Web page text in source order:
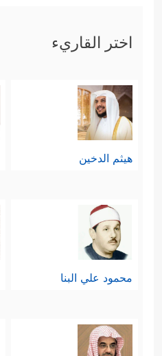
اختر القاريء
هيثم الدخين
محمود علي البنا